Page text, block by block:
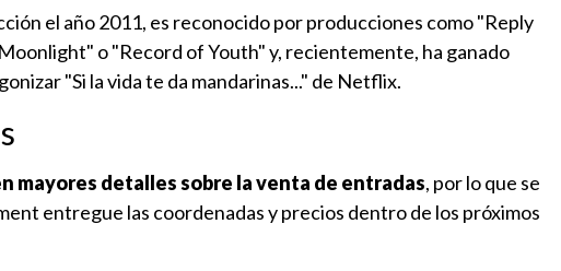
el año 2011, es reconocido por producciones como "Reply
o "Record of Youth" y, recientemente, ha ganado
"Si la vida te da mandarinas..." de Netflix.
mayores detalles sobre la venta de entradas, por lo que se
entregue las coordenadas y precios dentro de los próximos